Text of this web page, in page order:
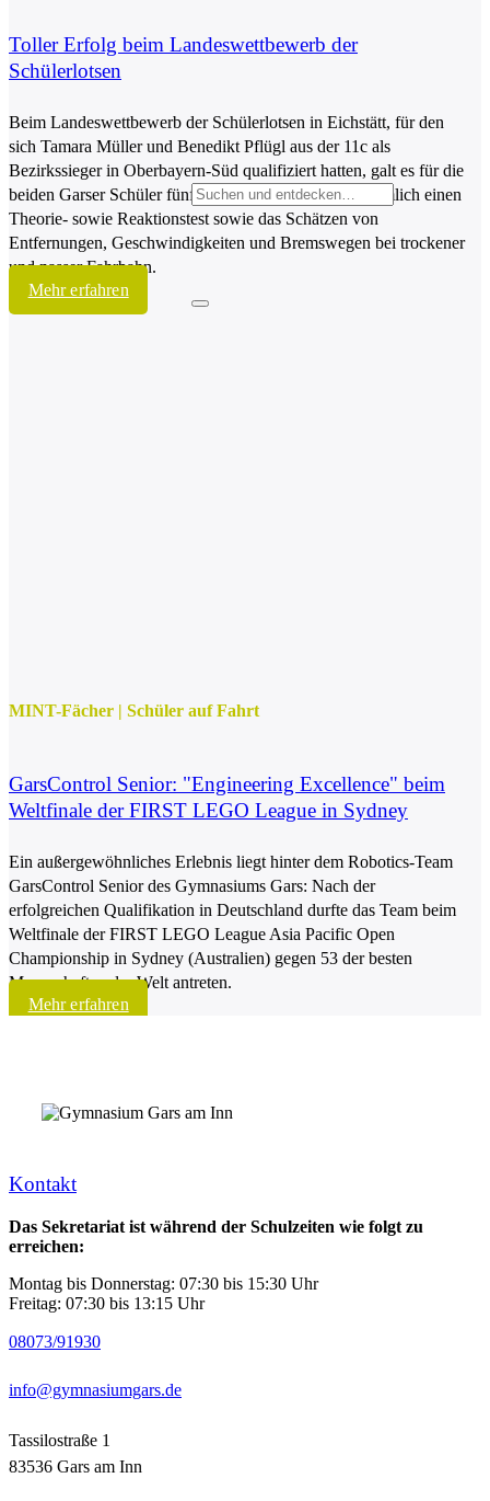
Toller Erfolg beim Landeswettbewerb der
Schülerlotsen
Beim Landeswettbewerb der Schülerlotsen in Eichstätt, für den
sich Tamara Müller und Benedikt Pflügl aus der 11c als
Bezirkssieger in Oberbayern-Süd qualifiziert hatten, galt es für die
beiden Garser Schüler fünf Module zu absolvieren, nämlich einen
Theorie- sowie Reaktionstest sowie das Schätzen von
Entfernungen, Geschwindigkeiten und Bremswegen bei trockener
und nasser Fahrbahn.
Mehr erfahren
MINT-Fächer | Schüler auf Fahrt
GarsControl Senior: "Engineering Excellence" beim
Weltfinale der FIRST LEGO League in Sydney
Ein außergewöhnliches Erlebnis liegt hinter dem Robotics-Team
GarsControl Senior des Gymnasiums Gars: Nach der
erfolgreichen Qualifikation in Deutschland durfte das Team beim
Weltfinale der FIRST LEGO League Asia Pacific Open
Championship in Sydney (Australien) gegen 53 der besten
Mannschaften der Welt antreten.
Mehr erfahren
Kontakt
Das Sekretariat ist während der Schulzeiten wie folgt zu
erreichen:
Montag bis Donnerstag: 07:30 bis 15:30 Uhr
Freitag: 07:30 bis 13:15 Uhr
08073/91930
info@gymnasiumgars.de
Tassilostraße 1
83536 Gars am Inn